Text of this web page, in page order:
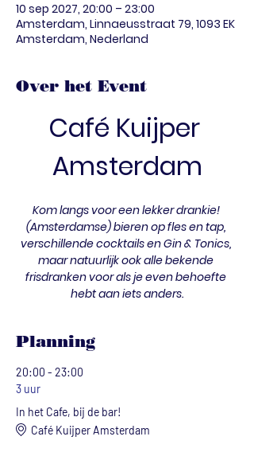
10 sep 2027, 20:00 – 23:00
Amsterdam, Linnaeusstraat 79, 1093 EK
Amsterdam, Nederland
Over het Event
Café Kuijper
Amsterdam
Kom langs voor een lekker drankie!
(Amsterdamse) bieren op fles en tap,
verschillende cocktails en Gin & Tonics,
maar natuurlijk ook alle bekende
frisdranken voor als je even behoefte
hebt aan iets anders.
Planning
20:00 - 23:00
3 uur
In het Cafe, bij de bar!
Café Kuijper Amsterdam